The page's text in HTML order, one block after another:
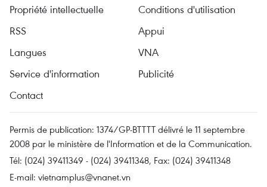
Propriété intellectuelle
Conditions d'utilisation
RSS
Appui
Langues
VNA
Service d'information
Publicité
Contact
Permis de publication: 1374/GP-BTTTT délivré le 11 septembre
2008 par le ministère de l'Information et de la Communication.
Tél: (024) 39411349 - (024) 39411348, Fax: (024) 39411348
E-mail: vietnamplus@vnanet.vn